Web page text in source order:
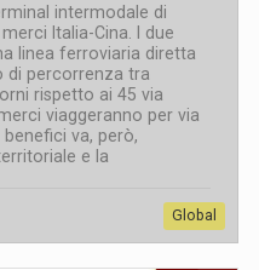
intermodale di
Italia-Cina. I due
linea ferroviaria diretta
di percorrenza tra
rispetto ai 45 via
viaggeranno per via
benefici va, però,
e la
Global